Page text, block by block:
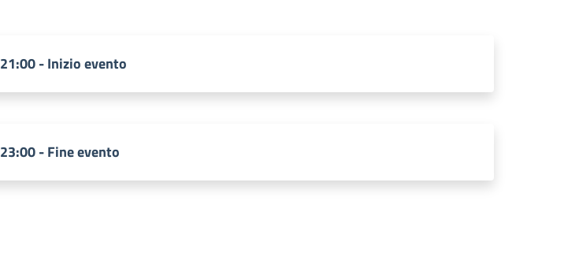
21:00 - Inizio evento
23:00 - Fine evento